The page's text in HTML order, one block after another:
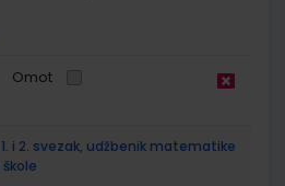
Omot
1. i 2. svezak, udžbenik matematike